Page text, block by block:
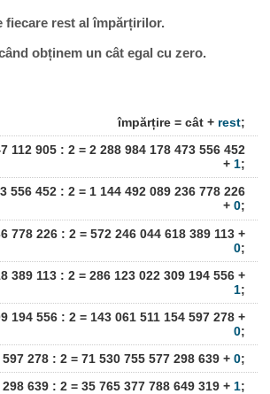
fiecare rest al împărțirilor.
obținem un cât egal cu zero.
împărțire = cât + rest;
112 905 : 2 = 2 288 984 178 473 556 452
+ 1;
556 452 : 2 = 1 144 492 089 236 778 226
+ 0;
778 226 : 2 = 572 246 044 618 389 113 +
0;
389 113 : 2 = 286 123 022 309 194 556 +
1;
194 556 : 2 = 143 061 511 154 597 278 +
0;
278 : 2 = 71 530 755 577 298 639 + 0;
639 : 2 = 35 765 377 788 649 319 + 1;